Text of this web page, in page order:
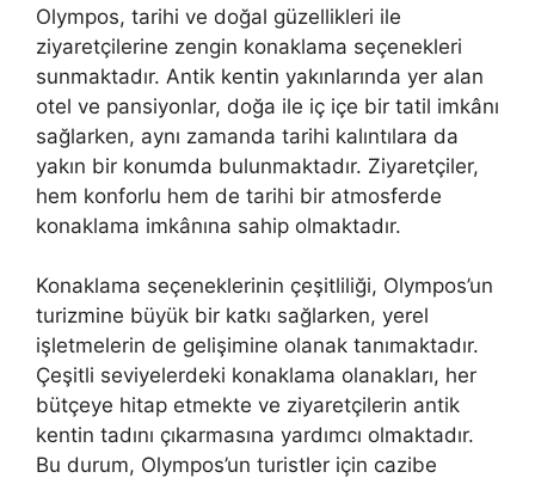
Olympos, tarihi ve doğal güzellikleri ile
ziyaretçilerine zengin konaklama seçenekleri
sunmaktadır. Antik kentin yakınlarında yer alan
otel ve pansiyonlar, doğa ile iç içe bir tatil imkânı
sağlarken, aynı zamanda tarihi kalıntılara da
yakın bir konumda bulunmaktadır. Ziyaretçiler,
hem konforlu hem de tarihi bir atmosferde
konaklama imkânına sahip olmaktadır.
Konaklama seçeneklerinin çeşitliliği, Olympos’un
turizmine büyük bir katkı sağlarken, yerel
işletmelerin de gelişimine olanak tanımaktadır.
Çeşitli seviyelerdeki konaklama olanakları, her
bütçeye hitap etmekte ve ziyaretçilerin antik
kentin tadını çıkarmasına yardımcı olmaktadır.
Bu durum, Olympos’un turistler için cazibe